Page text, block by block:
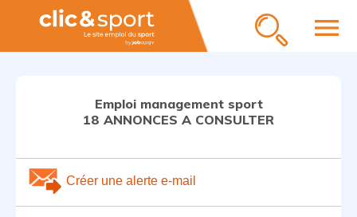
menu
Emploi management sport
18 ANNONCES A CONSULTER
Créer une alerte e-mail